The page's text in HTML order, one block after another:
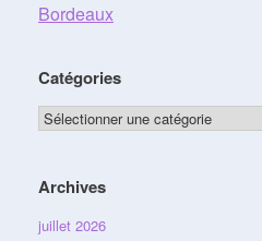
Bordeaux
Catégories
Catégories
Archives
juillet 2026